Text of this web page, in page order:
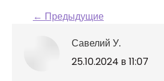
Навигация по
комментариям
← Предыдущие
Савелий У.
говорит:
25.10.2024 в 11:07